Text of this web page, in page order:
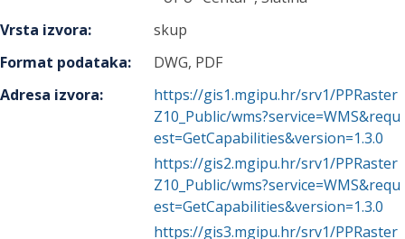
Vrsta izvora:
skup
Format podataka:
DWG, PDF
Adresa izvora:
https://gis1.mgipu.hr/srv1/PPRaster
Z10_Public/wms?service=WMS&requ
est=GetCapabilities&version=1.3.0
https://gis2.mgipu.hr/srv1/PPRaster
Z10_Public/wms?service=WMS&requ
est=GetCapabilities&version=1.3.0
https://gis3.mgipu.hr/srv1/PPRaster